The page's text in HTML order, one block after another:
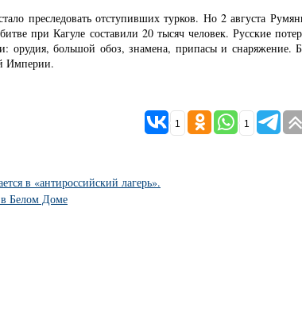
преследовать отступивших турков. Но 2 августа
при Кагуле составили 20 тысяч человек. Русские
орудия, большой обоз, знамена, припасы и
Империи.
1 1
в «антироссийский лагерь».
Белом Доме